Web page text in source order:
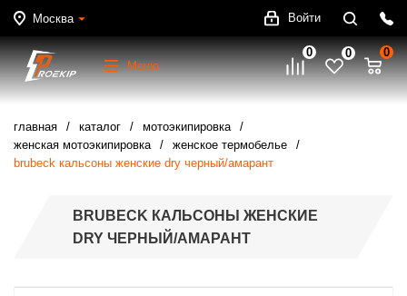
Москва Войти
Меню
0 0 0
главная каталог
мотоэкипировка
женская мотоэкипировка
женское термобелье
brubeck кальсоны женские dry черный/амарант
BRUBECK КАЛЬСОНЫ ЖЕНСКИЕ
DRY ЧЕРНЫЙ/АМАРАНТ